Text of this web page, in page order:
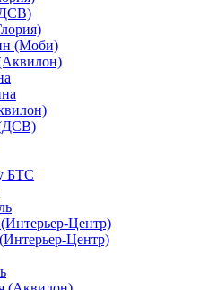
(Моби)
(ДСВ)
БТС
Центр)
Центр)